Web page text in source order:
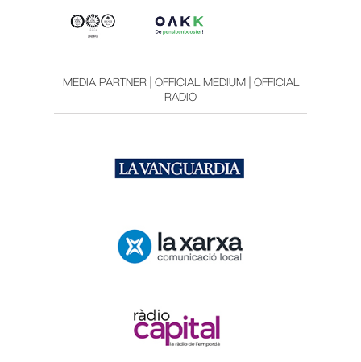
MEDIA PARTNER | OFFICIAL MEDIUM | OFFICIAL
RADIO